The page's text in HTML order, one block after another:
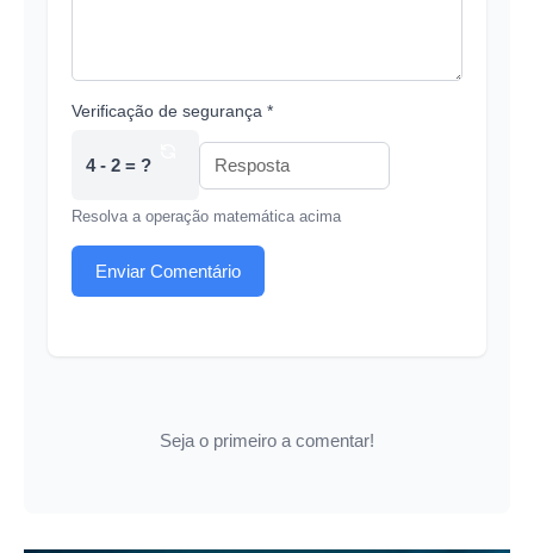
Verificação de segurança *
4 - 2 = ?
Resolva a operação matemática acima
Enviar Comentário
Seja o primeiro a comentar!